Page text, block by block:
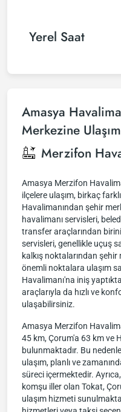
Yerel Saat
Amasya
Merkezine Ulaşım
Merzifon
Amasya Merzifon
ilçelere ulaşım, birkaç
Havalimanından şehir
havalimanı servisleri,
transfer araçlarından
servisleri, genellikle uçuş
kalkış noktalarından
önemli noktalara ulaşım
Havalimanı'na iniş
araçlarıyla da hızlı ve
ulaşabilirsiniz.
Amasya Merzifon
45 km, Çorum'a 63 km ve
bulunmaktadır. Bu
ulaşım, planlı ve
süreci içermektedir.
komşu iller olan Tokat,
ulaşım hizmeti